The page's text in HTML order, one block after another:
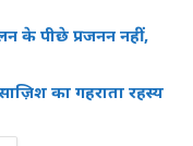
के पीछे प्रजनन नहीं,
का गहराता रहस्य